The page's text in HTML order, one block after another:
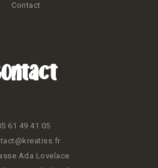
Contact
61 49 41 05
Ada Lovelace